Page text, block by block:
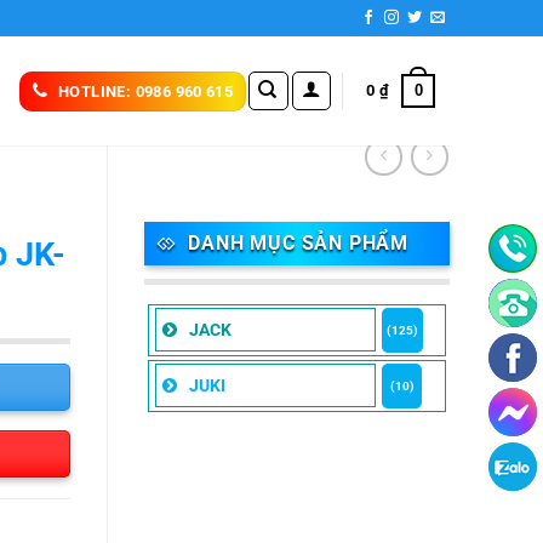
HOTLINE: 0986 960 615 0 ₫ 0
DANH MỤC SẢN PHẨM
JACK (125)
JUKI (10)
JK-